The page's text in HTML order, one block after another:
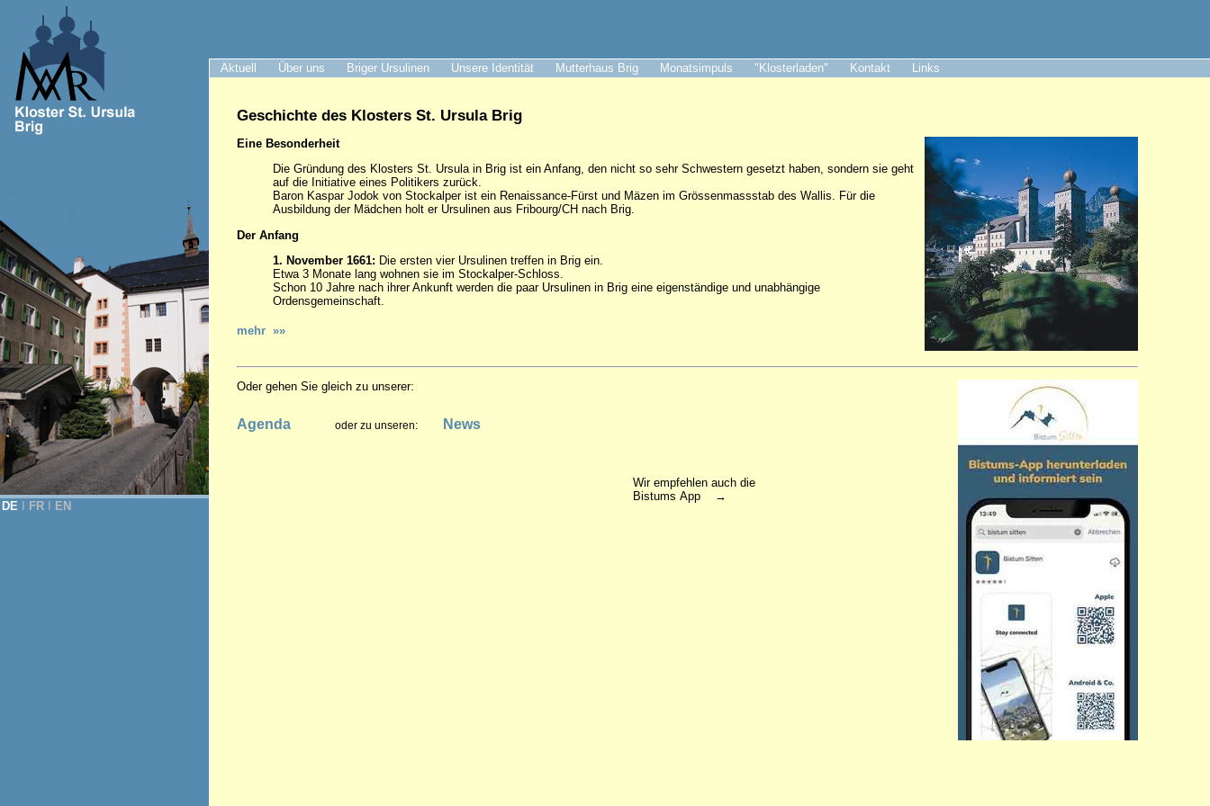
Aktuell Über uns Briger Ursulinen Unsere Identität Mutterhaus Brig Monatsimpuls "Klosterladen" Kontakt Links
DE FR EN
Geschichte des Klosters St. Ursula Brig
Eine Besonderheit
Die Gründung des Klosters St. Ursula in Brig ist ein Anfang, den nicht so sehr Schwestern gesetzt haben, sondern sie geht
auf die Initiative eines Politikers zurück.
Baron Kaspar Jodok von Stockalper ist ein Renaissance-Fürst und Mäzen im Grössenmassstab des Wallis. Für die
Ausbildung der Mädchen holt er Ursulinen aus Fribourg/CH nach Brig.
Der Anfang
1. November 1661: Die ersten vier Ursulinen treffen in Brig ein.
Etwa 3 Monate lang wohnen sie im Stockalper-Schloss.
Schon 10 Jahre nach ihrer Ankunft werden die paar Ursulinen in Brig eine eigenständige und unabhängige
Ordensgemeinschaft.
mehr »»
Oder gehen Sie gleich zu unserer:
Agenda oder zu unseren: News
Wir empfehlen auch die
Bistums App →